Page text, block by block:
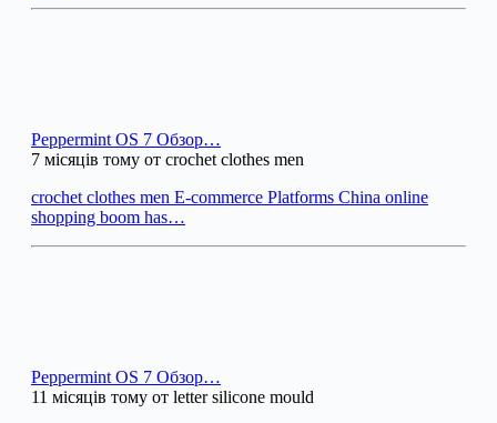
Peppermint OS 7 Обзор…
7 місяців тому от crochet clothes men
crochet clothes men E-commerce Platforms China online
shopping boom has…
Peppermint OS 7 Обзор…
11 місяців тому от letter silicone mould